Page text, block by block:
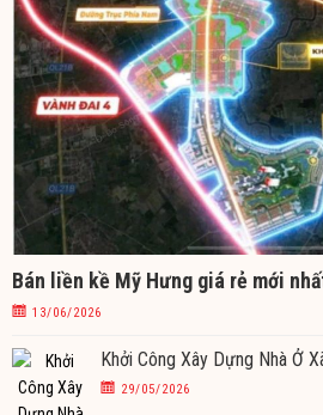
Bán liền kề Mỹ Hưng giá rẻ mới
13/06/2026
Khởi Công Xây Dựng Nhà Ở
29/05/2026